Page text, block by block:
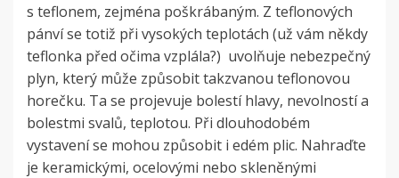
s teflonem, zejména poškrábaným. Z teflonových
pánví se totiž při vysokých teplotách (už vám někdy
teflonka před očima vzplála?) uvolňuje nebezpečný
plyn, který může způsobit takzvanou teflonovou
horečku. Ta se projevuje bolestí hlavy, nevolností a
bolestmi svalů, teplotou. Při dlouhodobém
vystavení se mohou způsobit i edém plic. Nahraďte
je keramickými, ocelovými nebo skleněnými